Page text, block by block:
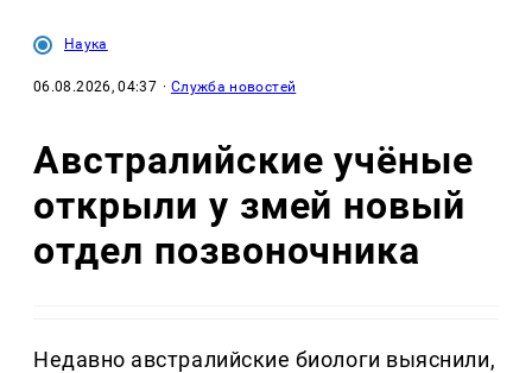
Наука
06.08.2026, 04:37 · Служба новостей
Австралийские учёные
открыли у змей новый
отдел позвоночника
Недавно австралийские биологи выяснили,